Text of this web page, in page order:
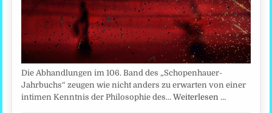
Die Abhandlungen im 106. Band des „Schopenhauer-
Jahrbuchs“ zeugen wie nicht anders zu erwarten von einer
intimen Kenntnis der Philosophie des…Weiterlesen …